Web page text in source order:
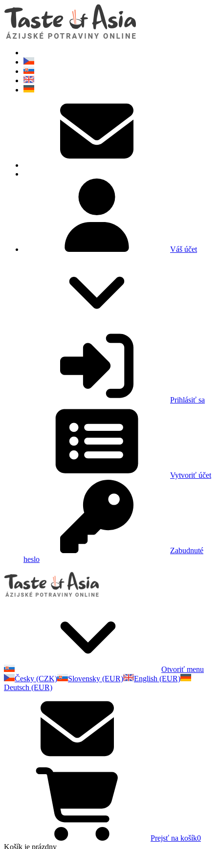
Váš účet
Prihlásiť sa
Vytvoriť účet
Zabudnuté
heslo
Otvoriť menu
Česky (CZK)
Slovensky (EUR)
English (EUR)
Deutsch (EUR)
Prejsť na košík0
Košík je prázdny
TasteOfAsia.sk
Neváhajte sa opýtať. Som tu pre vás!